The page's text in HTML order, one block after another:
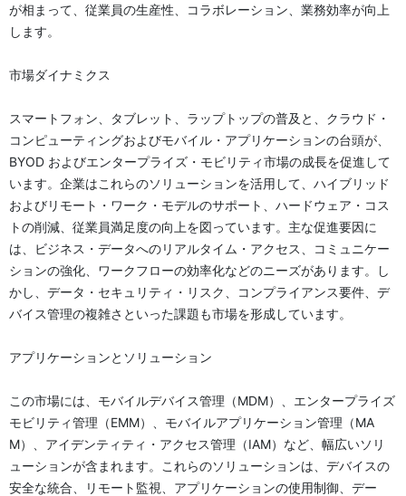
が相まって、従業員の生産性、コラボレーション、業務効率が向上
します。
市場ダイナミクス
スマートフォン、タブレット、ラップトップの普及と、クラウド・
コンピューティングおよびモバイル・アプリケーションの台頭が、
BYOD およびエンタープライズ・モビリティ市場の成長を促進して
います。企業はこれらのソリューションを活用して、ハイブリッド
およびリモート・ワーク・モデルのサポート、ハードウェア・コス
トの削減、従業員満足度の向上を図っています。主な促進要因に
は、ビジネス・データへのリアルタイム・アクセス、コミュニケー
ションの強化、ワークフローの効率化などのニーズがあります。し
かし、データ・セキュリティ・リスク、コンプライアンス要件、デ
バイス管理の複雑さといった課題も市場を形成しています。
アプリケーションとソリューション
この市場には、モバイルデバイス管理（MDM）、エンタープライズ
モビリティ管理（EMM）、モバイルアプリケーション管理（MA
M）、アイデンティティ・アクセス管理（IAM）など、幅広いソリ
ューションが含まれます。これらのソリューションは、デバイスの
安全な統合、リモート監視、アプリケーションの使用制御、デー